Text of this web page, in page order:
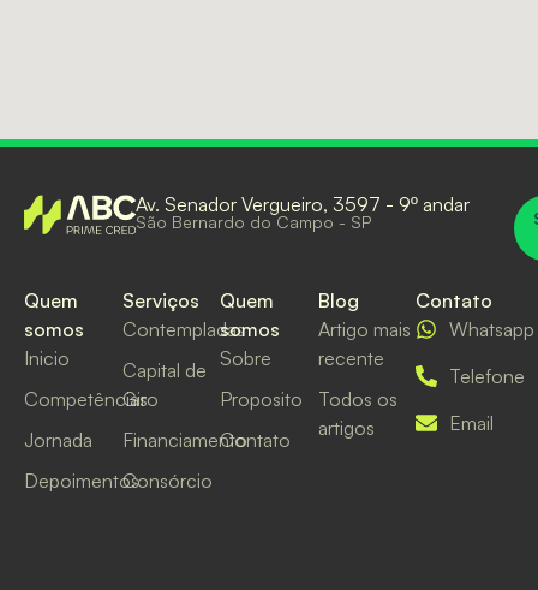
Av. Senador Vergueiro, 3597 - 9º andar
São Bernardo do Campo - SP
Quem
somos
Inicio
Competências
Jornada
Depoimentos
Serviços
Contempladas
Capital de
Giro
Financiamento
Consórcio
Quem
somos
Sobre
Proposito
Contato
Blog
Artigo mais
recente
Todos os
artigos
Contato
Whatsapp
Telefone
Email